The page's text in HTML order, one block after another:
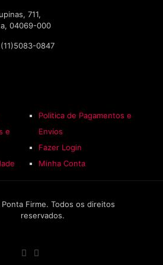
711,
04069-000
0847
e
Politica de Pagamentos e
Envios
Fazer Login
Minha Conta
Firme. Todos os direitos
reservados.